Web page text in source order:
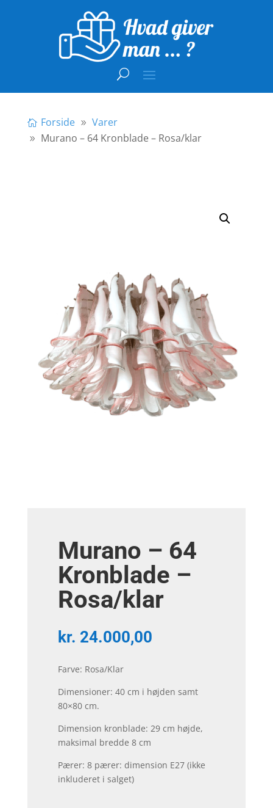
Forside
Varer
Murano – 64 Kronblade – Rosa/klar
Murano – 64
Kronblade –
Rosa/klar
kr. 24.000,00
Farve: Rosa/Klar
Dimensioner: 40 cm i højden samt
80×80 cm.
Dimension kronblade: 29 cm højde,
maksimal bredde 8 cm
Pærer: 8 pærer: dimension E27 (ikke
inkluderet i salget)